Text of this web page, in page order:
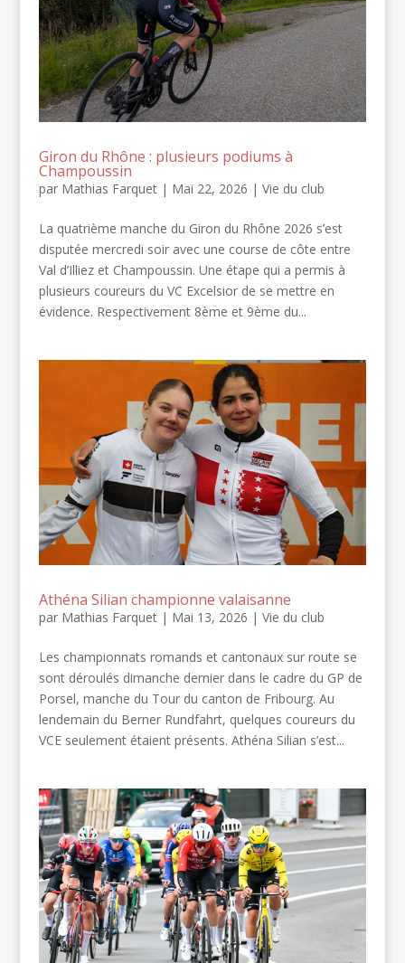
Giron du Rhône : plusieurs podiums à
Champoussin
par Mathias Farquet| Mai 22, 2026 | Vie du club
La quatrième manche du Giron du Rhône 2026 s’est
disputée mercredi soir avec une course de côte entre
Val d’Illiez et Champoussin. Une étape qui a permis à
plusieurs coureurs du VC Excelsior de se mettre en
évidence. Respectivement 8ème et 9ème du...
Athéna Silian championne valaisanne
par Mathias Farquet| Mai 13, 2026 | Vie du club
Les championnats romands et cantonaux sur route se
sont déroulés dimanche dernier dans le cadre du GP de
Porsel, manche du Tour du canton de Fribourg. Au
lendemain du Berner Rundfahrt, quelques coureurs du
VCE seulement étaient présents. Athéna Silian s’est...